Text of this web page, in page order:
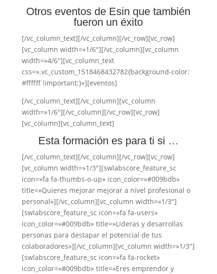
Otros eventos de Esin que también
fueron un éxito
[/vc_column_text][/vc_column][/vc_row][vc_row]
[vc_column width=»1/6″][/vc_column][vc_column
width=»4/6″][vc_column_text
css=».vc_custom_1518468432782{background-color:
#ffffff !important;}»][eventos]
[/vc_column_text][/vc_column][vc_column
width=»1/6″][/vc_column][/vc_row][vc_row]
[vc_column][vc_column_text]
Esta formación es para ti si …
[/vc_column_text][/vc_column][/vc_row][vc_row]
[vc_column width=»1/3″][swlabscore_feature_sc
icon=»fa fa-thumbs-o-up» icon_color=»#009bdb»
title=»Quieres mejorar mejorar a nivel profesional o
personal»][/vc_column][vc_column width=»1/3″]
[swlabscore_feature_sc icon=»fa fa-users»
icon_color=»#009bdb» title=»Lideras y desarrollas
personas para destapar el potencial de tus
colaboradores»][/vc_column][vc_column width=»1/3″]
[swlabscore_feature_sc icon=»fa fa-rocket»
icon_color=»#009bdb» title=»Eres emprendor y